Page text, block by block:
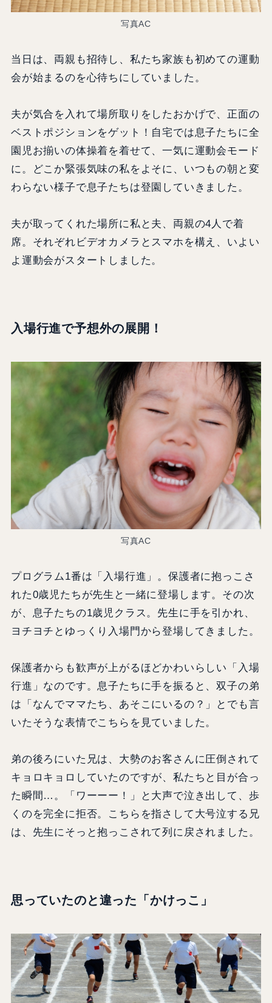
写真AC
当日は、両親も招待し、私たち家族も初めての運動
会が始まるのを心待ちにしていました。
夫が気合を入れて場所取りをしたおかげで、正面の
ベストポジションをゲット！自宅では息子たちに全
園児お揃いの体操着を着せて、一気に運動会モード
に。どこか緊張気味の私をよそに、いつもの朝と変
わらない様子で息子たちは登園していきました。
夫が取ってくれた場所に私と夫、両親の4人で着
席。それぞれビデオカメラとスマホを構え、いよい
よ運動会がスタートしました。
入場行進で予想外の展開 ！
写真AC
プログラム1番は「入場行進」。保護者に抱っこさ
れた0歳児たちが先生と一緒に登場します。その次
が、息子たちの1歳児クラス。先生に手を引かれ、
ヨチヨチとゆっくり入場門から登場してきました。
保護者からも歓声が上がるほどかわいらしい「入場
行進」なのです。息子たちに手を振ると、双子の弟
は「なんでママたち、あそこにいるの？」とでも言
いたそうな表情でこちらを見ていました。
弟の後ろにいた兄は、大勢のお客さんに圧倒されて
キョロキョロしていたのですが、私たちと目が合っ
た瞬間…。「ワーーー！」と大声で泣き出して、歩
くのを完全に拒否。こちらを指さして大号泣する兄
は、先生にそっと抱っこされて列に戻されました。
思っていたのと違った「かけっこ」